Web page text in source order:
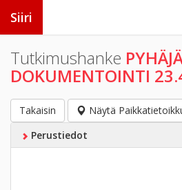
Siiri
Tutkimushanke
DOKUMENTOINTI
Takaisin
Näytä
Perustiedot